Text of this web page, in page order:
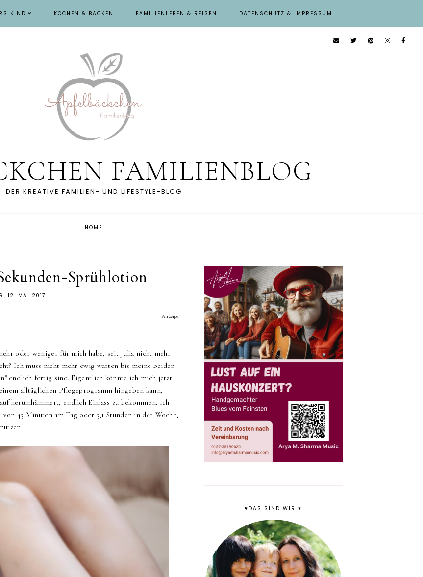
KIND KOCHEN & BACKEN FAMILIENLEBEN & REISEN DATENSCHUTZ & IMPRESSUM
FAMILIENBLOG
DER KREATIVE FAMILIEN- UND LIFESTYLE-BLOG
HOME
Sprühlotion
12. MAI 2017
Anzeige
oder weniger für mich habe, seit Julia nicht mehr
Ich muss nicht mehr ewig warten bis meine beiden
endlich fertig sind. Eigentlich könnte ich mich jetzt
alltäglichen Pflegeprogramm hingeben kann,
herumhämmert, endlich Einlass zu bekommen. Ich
45 Minuten am Tag oder 5,1 Stunden in der Woche,
♥DAS SIND WIR ♥